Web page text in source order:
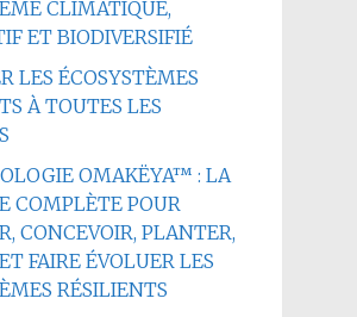
CLIMATIQUE,
ET BIODIVERSIFIÉ
LES ÉCOSYSTÈMES
À TOUTES LES
OMAKËYA™ : LA
COMPLÈTE POUR
CONCEVOIR, PLANTER,
FAIRE ÉVOLUER LES
RÉSILIENTS